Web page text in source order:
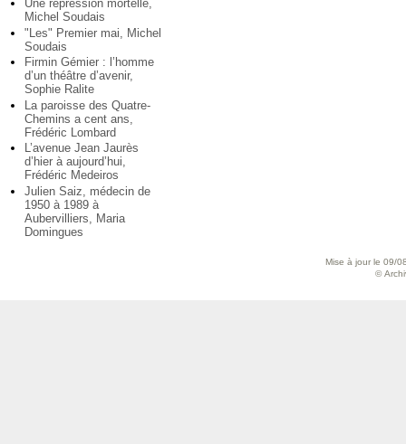
Une répression mortelle,
Michel Soudais
"Les" Premier mai, Michel
Soudais
Firmin Gémier : l’homme
d’un théâtre d’avenir,
Sophie Ralite
La paroisse des Quatre-
Chemins a cent ans,
Frédéric Lombard
L’avenue Jean Jaurès
d’hier à aujourd’hui,
Frédéric Medeiros
Julien Saiz, médecin de
1950 à 1989 à
Aubervilliers, Maria
Domingues
Mise à jour le 09/
©